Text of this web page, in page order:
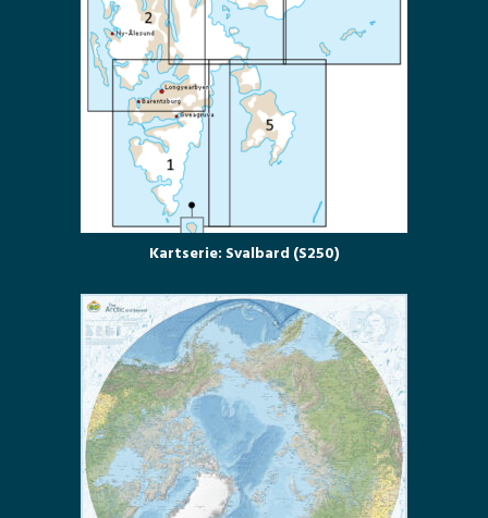
Kartserie: Svalbard (S250)